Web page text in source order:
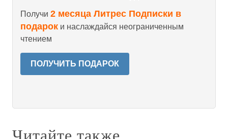
Получи 2 месяца Литрес Подписки в
подарок и наслаждайся неограниченным
чтением
ПОЛУЧИТЬ ПОДАРОК